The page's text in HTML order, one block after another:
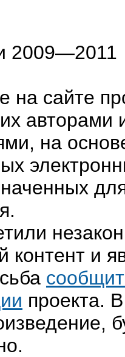
2009—2011
на сайте
авторами
на
и
проекта.